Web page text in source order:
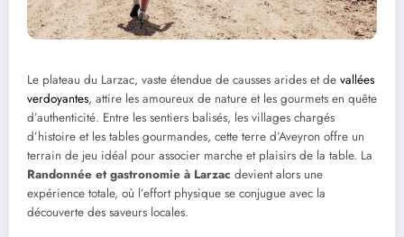
Le plateau du Larzac, vaste étendue de causses arides et de vallées
verdoyantes, attire les amoureux de nature et les gourmets en quête
d’authenticité. Entre les sentiers balisés, les villages chargés
d’histoire et les tables gourmandes, cette terre d’Aveyron offre un
terrain de jeu idéal pour associer marche et plaisirs de la table. La
Randonnée et gastronomie à Larzac devient alors une
expérience totale, où l’effort physique se conjugue avec la
découverte des saveurs locales.